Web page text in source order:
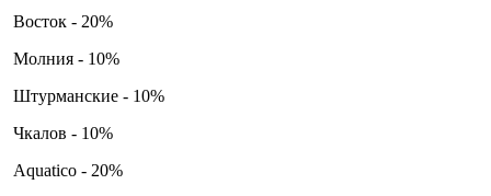
Восток - 20%
Молния - 10%
Штурманские - 10%
Чкалов - 10%
Aquatico - 20%